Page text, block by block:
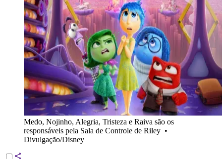
Medo, Nojinho, Alegria, Tristeza e Raiva são os
responsáveis pela Sala de Controle de Riley •
Divulgação/Disney